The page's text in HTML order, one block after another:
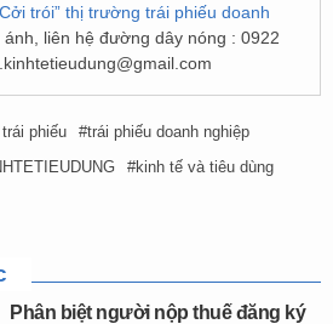
trói” thị trường trái phiếu doanh
ánh, liên hệ đường dây nóng : 0922
phiếu
trái phiếu doanh nghiệp
kinh tế và tiêu dùng
Phân biệt người nộp thuế đăng ký